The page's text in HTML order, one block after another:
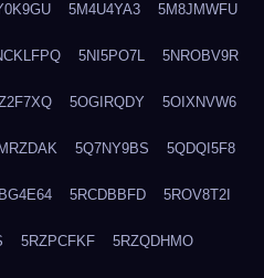
5M4U4YA3 5M8JMWFU
5NI5PO7L 5NROBV9R
5OGIRQDY 5OIXNVW6
5Q7NY9BS 5QDQI5F8
5RCDBBFD 5ROV8T2I
5RZPCFKF 5RZQDHMO